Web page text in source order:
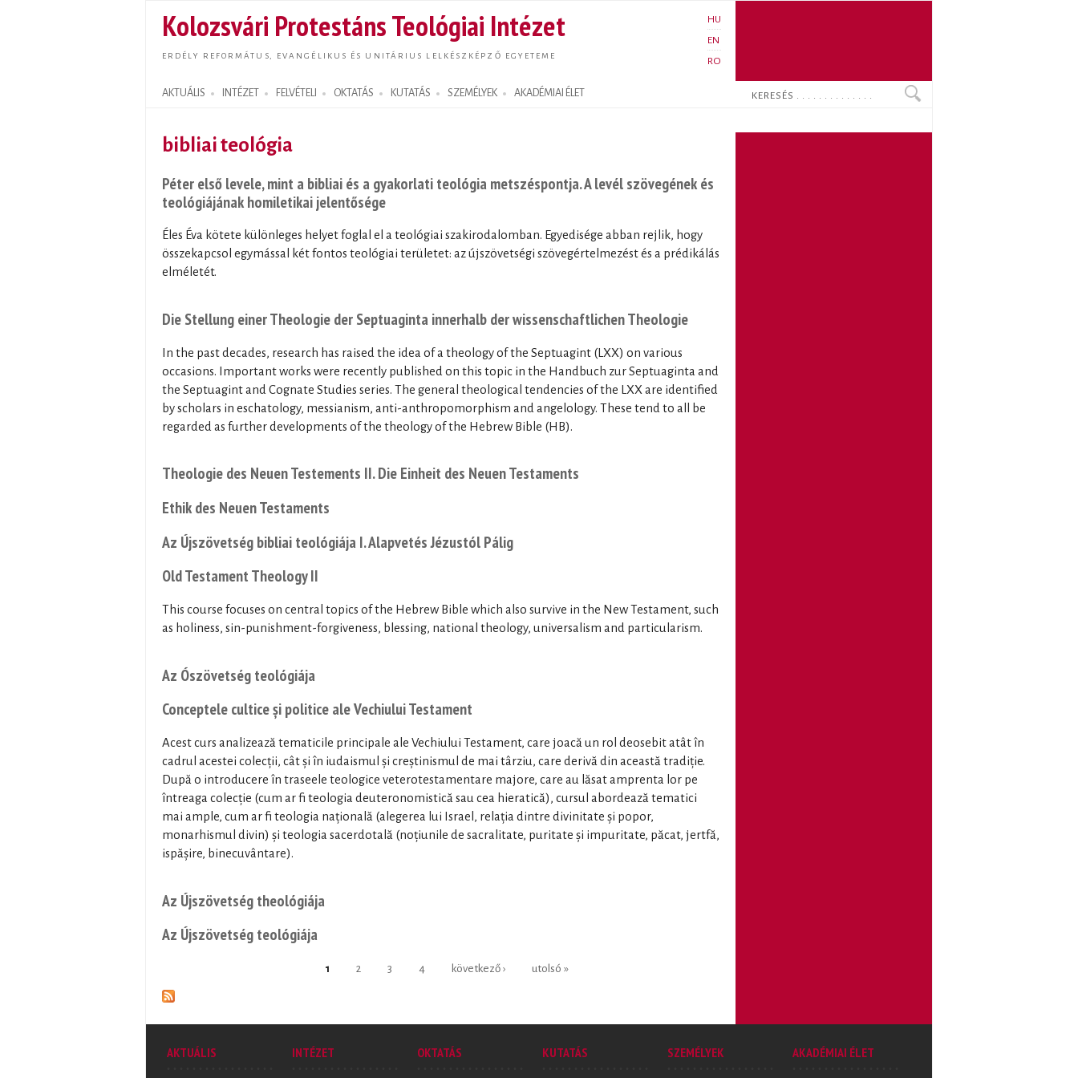
tartalomra
Kolozsvári Protestáns Teológiai Intézet
ERDÉLY REFORMÁTUS, EVANGÉLIKUS ÉS UNITÁRIUS LELKÉSZKÉPZŐ EGYETEME
HU
EN
RO
AKTUÁLIS INTÉZET FELVÉTELI OKTATÁS KUTATÁS SZEMÉLYEK AKADÉMIAI ÉLET
Search form
Keresés
bibliai teológia
Péter első levele, mint a bibliai és a gyakorlati teológia metszéspontja. A levél szövegének és
teológiájának homiletikai jelentősége
Éles Éva kötete különleges helyet foglal el a teológiai szakirodalomban. Egyedisége abban rejlik, hogy
összekapcsol egymással két fontos teológiai területet: az újszövetségi szövegértelmezést és a prédikálás
elméletét.
Die Stellung einer Theologie der Septuaginta innerhalb der wissenschaftlichen Theologie
In the past decades, research has raised the idea of a theology of the Septuagint (LXX) on various
occasions. Important works were recently published on this topic in the Handbuch zur Septuaginta and
the Septuagint and Cognate Studies series. The general theological tendencies of the LXX are identified
by scholars in eschatology, messianism, anti-anthropomorphism and angelology. These tend to all be
regarded as further developments of the theology of the Hebrew Bible (HB).
Theologie des Neuen Testements II. Die Einheit des Neuen Testaments
Ethik des Neuen Testaments
Az Újszövetség bibliai teológiája I. Alapvetés Jézustól Pálig
Old Testament Theology II
This course focuses on central topics of the Hebrew Bible which also survive in the New Testament, such
as holiness, sin-punishment-forgiveness, blessing, national theology, universalism and particularism.
Az Ószövetség teológiája
Conceptele cultice și politice ale Vechiului Testament
Acest curs analizează tematicile principale ale Vechiului Testament, care joacă un rol deosebit atât în
cadrul acestei colecții, cât și în iudaismul și creștinismul de mai târziu, care derivă din această tradiție.
După o introducere în traseele teologice veterotestamentare majore, care au lăsat amprenta lor pe
întreaga colecție (cum ar fi teologia deuteronomistică sau cea hieratică), cursul abordează tematici
mai ample, cum ar fi teologia națională (alegerea lui Israel, relația dintre divinitate și popor,
monarhismul divin) și teologia sacerdotală (noțiunile de sacralitate, puritate și impuritate, păcat, jertfă,
ispășire, binecuvântare).
Az Újszövetség theológiája
Az Újszövetség teológiája
1 2 3 4 következő › utolsó »
AKTUÁLIS
INTÉZET
OKTATÁS
KUTATÁS
SZEMÉLYEK
AKADÉMIAI ÉLET